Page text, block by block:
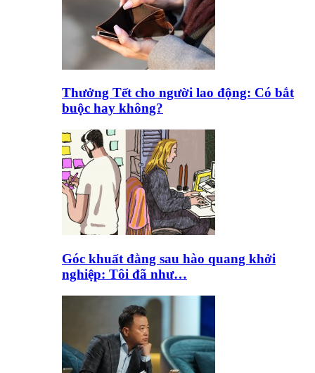
Thưởng Tết cho người lao động: Có bắt
buộc hay không?
Góc khuất đằng sau hào quang khởi
nghiệp: Tôi đã như…